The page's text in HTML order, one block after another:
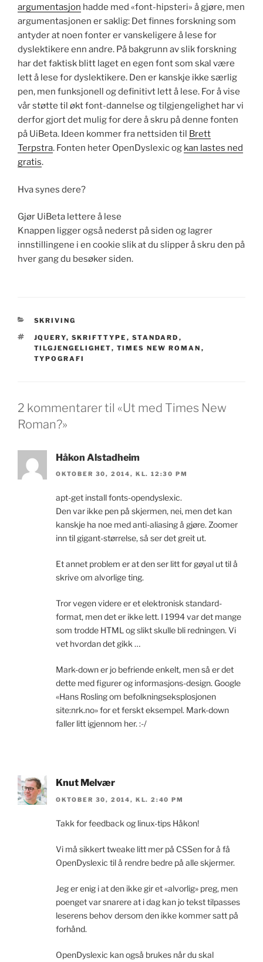
argumentasjon hadde med «font-hipsteri» å gjøre, men
argumentasjonen er saklig: Det finnes forskning som
antyder at noen fonter er vanskeligere å lese for
dyslektikere enn andre. På bakgrunn av slik forskning
har det faktisk blitt laget en egen font som skal være
lett å lese for dyslektikere. Den er kanskje ikke særlig
pen, men funksjonell og definitivt lett å lese. For å vise
vår støtte til økt font-dannelse og tilgjengelighet har vi
derfor gjort det mulig for dere å skru på denne fonten
på UiBeta. Ideen kommer fra nettsiden til Brett
Terpstra. Fonten heter OpenDyslexic og kan lastes ned
gratis.
Hva synes dere?
Gjør UiBeta lettere å lese
Knappen ligger også nederst på siden og lagrer
innstillingene i en cookie slik at du slipper å skru den på
hver gang du besøker siden.
KATEGORIER
SKRIVING
STIKKORD
JQUERY, SKRIFTTYPE , STANDARD ,
TILGJENGELIGHET, TIMES NEW ROMAN ,
TYPOGRAFI
2 kommentarer til «Ut med Times New
Roman?»
Håkon Alstadheim
OKTOBER 30, 2014, KL. 12:30 PM
apt-get install fonts-opendyslexic.
Den var ikke pen på skjermen, nei, men det kan
kanskje ha noe med anti-aliasing å gjøre. Zoomer
inn til gigant-størrelse, så ser det greit ut.
Et annet problem er at den ser litt for gøyal ut til å
skrive om alvorlige ting.
Tror vegen videre er et elektronisk standard-
format, men det er ikke lett. I 1994 var det mange
som trodde HTML og slikt skulle bli redningen. Vi
vet hvordan det gikk …
Mark-down er jo befriende enkelt, men så er det
dette med figurer og informasjons-design. Google
«Hans Rosling om befolkningseksplosjonen
site:nrk.no» for et ferskt eksempel. Mark-down
faller litt igjennom her. :-/
Knut Melvær
OKTOBER 30, 2014, KL. 2:40 PM
Takk for feedback og linux-tips Håkon!
Vi må sikkert tweake litt mer på CSSen for å få
OpenDyslexic til å rendre bedre på alle skjermer.
Jeg er enig i at den ikke gir et «alvorlig» preg, men
poenget var snarere at i dag kan jo tekst tilpasses
leserens behov dersom den ikke kommer satt på
forhånd.
OpenDyslexic kan også brukes når du skal